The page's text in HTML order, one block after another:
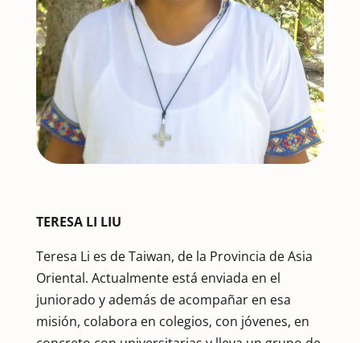
TERESA LI LIU
Teresa Li es de Taiwan, de la Provincia de Asia
Oriental. Actualmente está enviada en el
juniorado y además de acompañar en esa
misión, colabora en colegios, con jóvenes, en